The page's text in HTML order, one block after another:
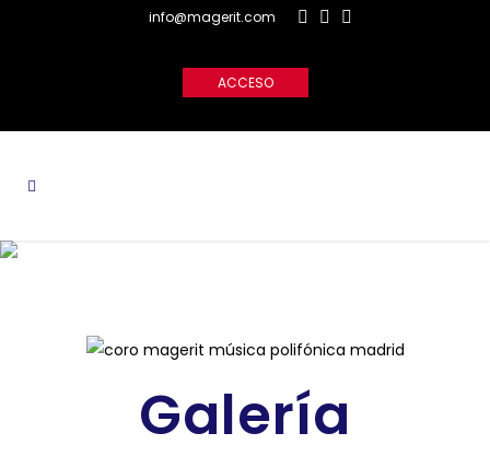
info@magerit.com
ACCESO
Galería